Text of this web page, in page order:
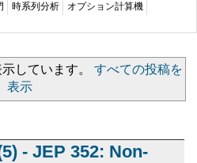
時系列分析
オプション計算機
しています。 すべての投稿を
表示
- JEP 352: Non-